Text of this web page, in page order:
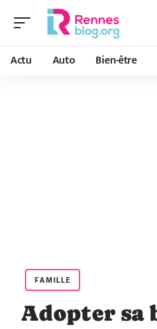
Actu Auto Bien-être
FAMILLE
Adopter sa